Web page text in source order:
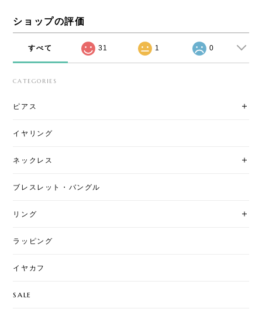
ショップの評価
すべて 31 1 0
CATEGORIES
ピアス
イヤリング
ネックレス
ブレスレット・バングル
リング
ラッピング
イヤカフ
SALE